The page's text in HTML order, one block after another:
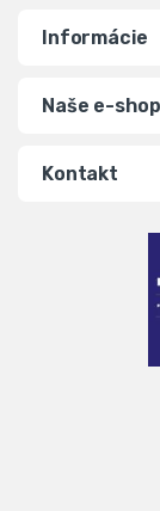
Informácie
Naše e-
Kontakt